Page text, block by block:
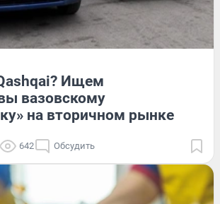
Ищем
вазовскому
на вторичном рынке
642 Обсудить